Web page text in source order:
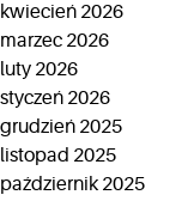
kwiecień 2026
marzec 2026
luty 2026
styczeń 2026
grudzień 2025
listopad 2025
październik 2025